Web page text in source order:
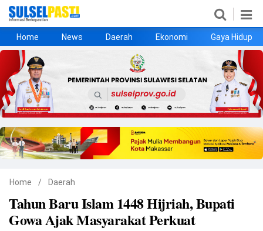
Home
News
Daerah
Ekonomi
Gaya Hidup
Kesehatan
Metro
Nasional
Hukrim
Olahraga
Politik
UMKM
Opini
©
Copyright
2026
Home News Daerah Ekonomi Gaya Hidup
Home / Daerah
Tahun Baru Islam 1448 Hijriah, Bupati
Gowa Ajak Masyarakat Perkuat